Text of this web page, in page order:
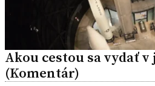
Akou cestou sa vydať
(Komentár)